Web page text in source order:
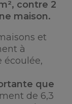
contre 2
maison.
et
à
écoulée,
que
de 6,3